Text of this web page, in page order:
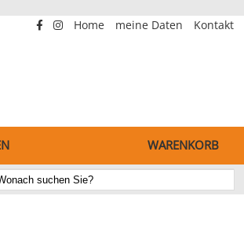
Home meine Daten Kontakt
WARENKORB